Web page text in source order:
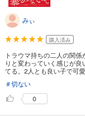
みぃ
購入済み
トラウマ持ちの二人の関
りと変わっていく感じが
てる。2人とも良い子で可愛
＃切ない
0